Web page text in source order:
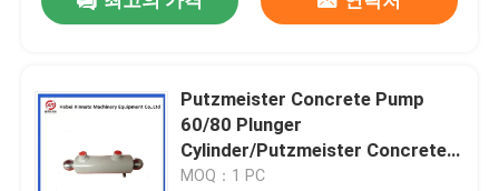
공장 투어
품질 관리
연락처
Putzmeister Concrete Pump
60/80 Plunger
Cylinder/Putzmeister Concrete
Pump Swing Lever
MOQ：1 PC